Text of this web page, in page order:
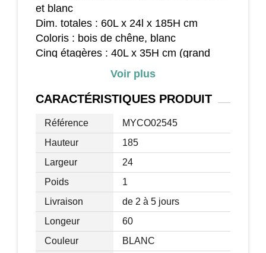
et blanc
Dim. totales : 60L x 24l x 185H cm
Coloris : bois de chêne, blanc
Cinq étagères : 40L x 35H cm (grand
modèle), 17L x 35H cm (petit modèle)
Charge max. recommandée : 20 Kg par
niveau
d'une épaisseur de 1,5 cm
Equipé d'un dispositif anti-basculement
simple à installer : sécurité optimale
d'utilisation
Solidité et facilité d'entretien
Montage facile et rapide avec mode
d'emploi fourni
Voir plus
CARACTÉRISTIQUES PRODUIT
Référence
MYCO02545
Hauteur
185
Largeur
24
Poids
1
Livraison
de 2 à 5 jours
Longeur
60
Couleur
BLANC